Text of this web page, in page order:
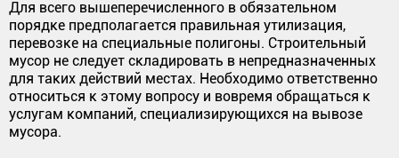
Для всего вышеперечисленного в обязательном
порядке предполагается правильная утилизация,
перевозке на специальные полигоны. Строительный
мусор не следует складировать в непредназначенных
для таких действий местах. Необходимо ответственно
относиться к этому вопросу и вовремя обращаться к
услугам компаний, специализирующихся на вывозе
мусора.